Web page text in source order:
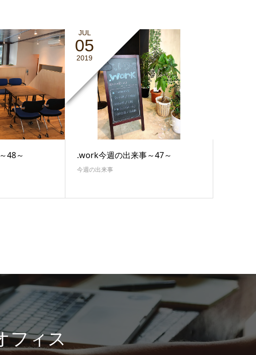
48～
JUL
05
2019
.work今週の出来事～47～
今週の出来事
フィス